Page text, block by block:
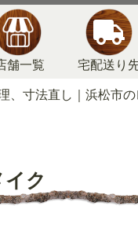
舗一覧 宅配送り
、寸法直し｜浜松市
イク